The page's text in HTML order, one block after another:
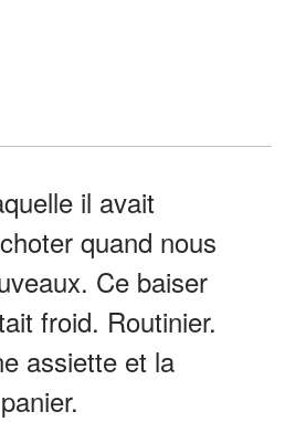
il avait
quand nous
Ce baiser
froid. Routinier.
assiette et la